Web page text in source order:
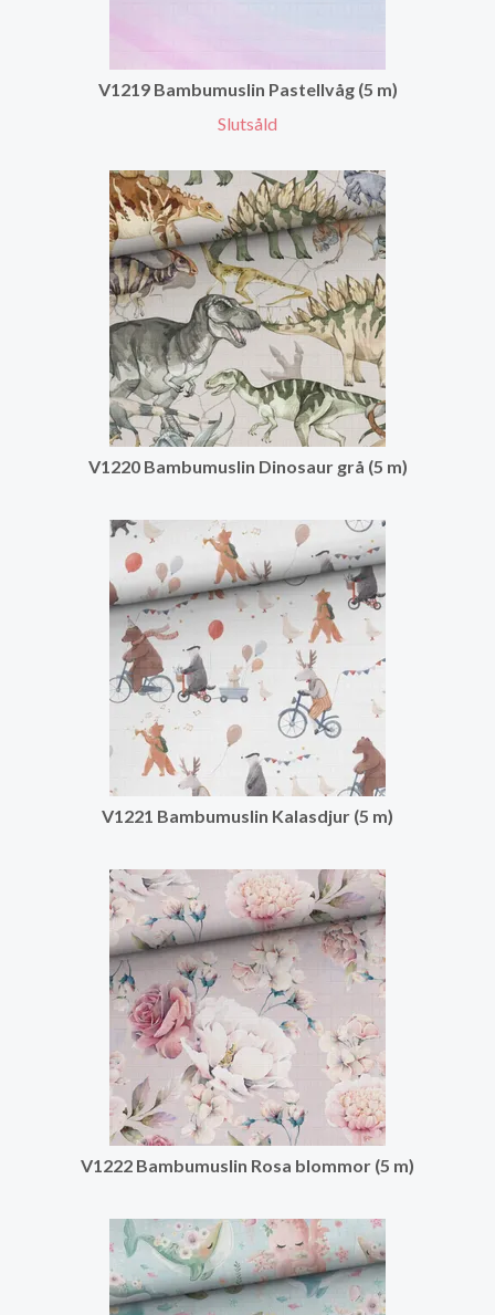
V1219 Bambumuslin Pastellvåg (5 m)
Slutsåld
V1220 Bambumuslin Dinosaur grå (5 m)
V1221 Bambumuslin Kalasdjur (5 m)
V1222 Bambumuslin Rosa blommor (5 m)